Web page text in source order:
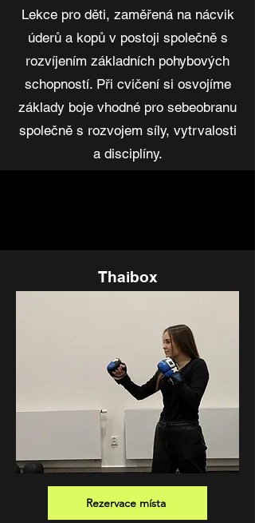
Lekce pro děti, zaměřená na nácvik
úderů a kopů v postoji společně s
rozvíjením základních pohybových
schopností. Při cvičení si osvojíme
základy boje vhodné pro sebeobranu
společně s rozvojem síly, vytrvalosti
a disciplíny.
Thaibox
Rezervace místa